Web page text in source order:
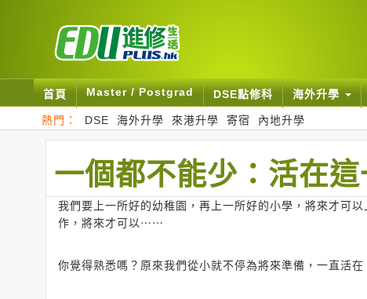
首頁 Master / Postgrad DSE點修科 海外升學
熱門： DSE 海外升學 來港升學 寄宿 內地升學
一個都不能少：活在
我們要上一所好的幼稚園，再上一所好的小學，將來才可
作，將來才可以⋯⋯
你覺得熟悉嗎？原來我們從小就不停為將來準備，一直活